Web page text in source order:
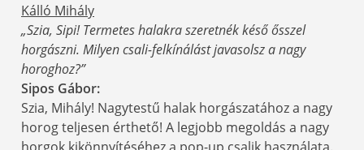
Kálló Mihály
„Szia, Sipi! Termetes halakra szeretnék késő ősszel
horgászni. Milyen csali-felkínálást javasolsz a nagy
horoghoz?”
Sipos Gábor:
Szia, Mihály! Nagytestű halak horgászatához a nagy
horog teljesen érthető! A legjobb megoldás a nagy